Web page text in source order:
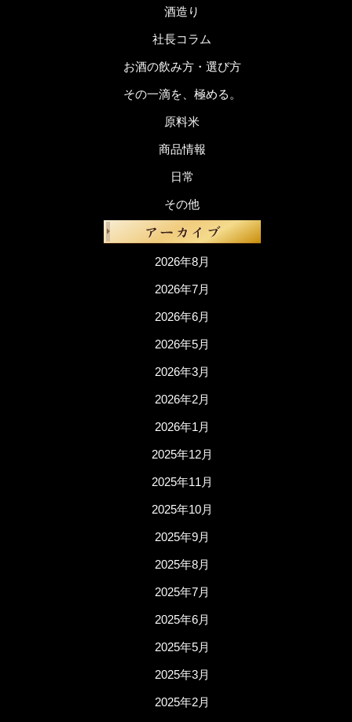
酒造り
社長コラム
お酒の飲み方・選び方
その一滴を、極める。
原料米
商品情報
日常
その他
2026年8月
2026年7月
2026年6月
2026年5月
2026年3月
2026年2月
2026年1月
2025年12月
2025年11月
2025年10月
2025年9月
2025年8月
2025年7月
2025年6月
2025年5月
2025年3月
2025年2月